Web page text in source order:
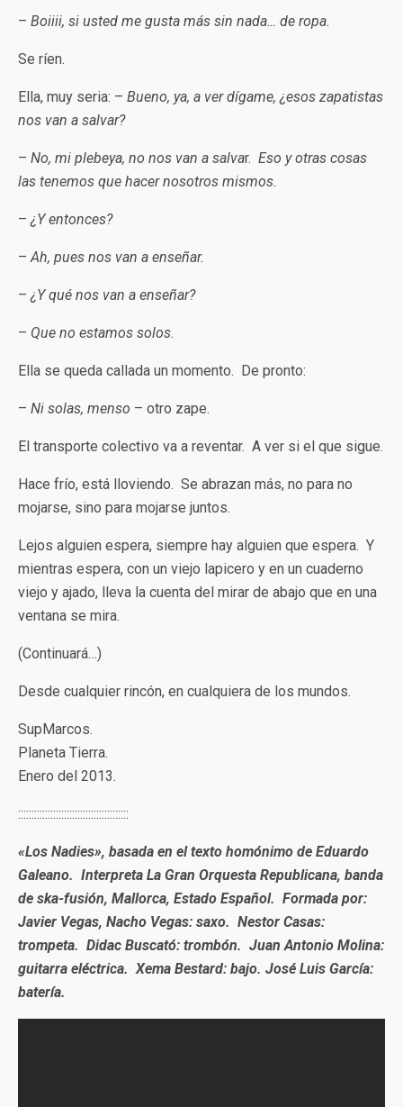
– Boiiii, si usted me gusta más sin nada… de ropa.
Se ríen.
Ella, muy seria: – Bueno, ya, a ver dígame, ¿esos zapatistas
nos van a salvar?
– No, mi plebeya, no nos van a salvar. Eso y otras cosas
las tenemos que hacer nosotros mismos.
–¿Y entonces?
–Ah, pues nos van a enseñar.
–¿Y qué nos van a enseñar?
– Que no estamos solos.
Ella se queda callada un momento. De pronto:
– Ni solas, menso – otro zape.
El transporte colectivo va a reventar. A ver si el que sigue.
Hace frío, está lloviendo. Se abrazan más, no para no
mojarse, sino para mojarse juntos.
Lejos alguien espera, siempre hay alguien que espera. Y
mientras espera, con un viejo lapicero y en un cuaderno
viejo y ajado, lleva la cuenta del mirar de abajo que en una
ventana se mira.
(Continuará…)
Desde cualquier rincón, en cualquiera de los mundos.
SupMarcos.
Planeta Tierra.
Enero del 2013.
:::::::::::::::::::::::::::::::::::::::::
«Los Nadies», basada en el texto homónimo de Eduardo
Galeano. Interpreta La Gran Orquesta Republicana, banda
de ska-fusión, Mallorca, Estado Español. Formada por:
Javier Vegas, Nacho Vegas: saxo. Nestor Casas:
trompeta. Didac Buscató: trombón. Juan Antonio Molina:
guitarra eléctrica.Xema Bestard: bajo. José Luis García:
batería.